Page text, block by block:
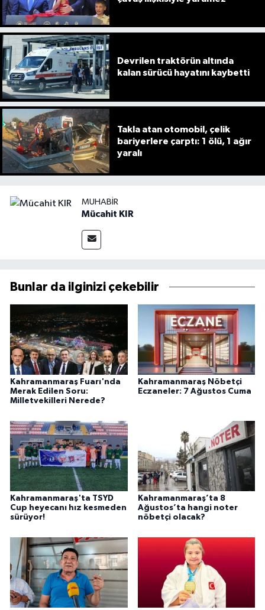
Devrilen traktörün altında
kalan sürücü hayatını kaybetti
Takla atan otomobil, çelik
bariyerlere çarptı: 1 ölü, 1 ağır
yaralı
MUHABIR
Mücahit KIR
Bunlar da ilginizi çekebilir
Kahramanmaraş Fuarı'nda
Merak Edilen Soru:
Milletvekilleri Nerede?
Kahramanmaraş Nöbetçi
Eczaneler: 7 Ağustos Cuma
Kahramanmaraş'ta TSYD
Cup heyecanı hız kesmeden
sürüyor!
Kahramanmaraş’ta 8
Ağustos’ta hangi noter
nöbetçi olacak?